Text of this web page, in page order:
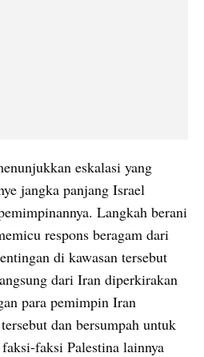
eskalasi yang
jangka panjang Israel
Langkah berani
respons beragam dari
di kawasan tersebut
dari Iran diperkirakan
para pemimpin Iran
dan bersumpah untuk
faksi Palestina lainnya